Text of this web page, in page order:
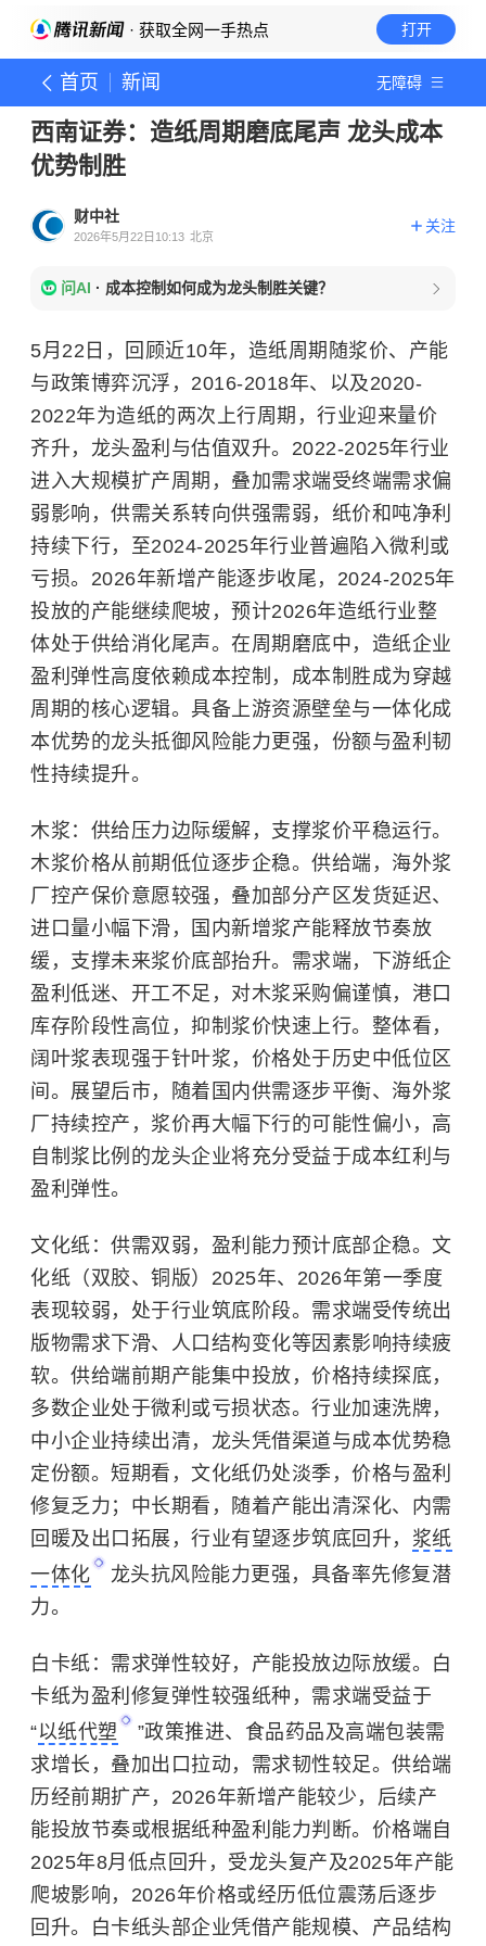
· 获取全网一手热点 打开
首页 新闻 无障碍
西南证券：造纸周期磨底尾声 龙头成本
优势制胜
财中社
2026年5月22日10:13 北京
关注
问AI · 成本控制如何成为龙头制胜关键？
5月22日，回顾近10年，造纸周期随浆价、产能
与政策博弈沉浮，2016-2018年、以及2020-
2022年为造纸的两次上行周期，行业迎来量价
齐升，龙头盈利与估值双升。2022-2025年行业
进入大规模扩产周期，叠加需求端受终端需求偏
弱影响，供需关系转向供强需弱，纸价和吨净利
持续下行，至2024-2025年行业普遍陷入微利或
亏损。2026年新增产能逐步收尾，2024-2025年
投放的产能继续爬坡，预计2026年造纸行业整
体处于供给消化尾声。在周期磨底中，造纸企业
盈利弹性高度依赖成本控制，成本制胜成为穿越
周期的核心逻辑。具备上游资源壁垒与一体化成
本优势的龙头抵御风险能力更强，份额与盈利韧
性持续提升。
木浆：供给压力边际缓解，支撑浆价平稳运行。
木浆价格从前期低位逐步企稳。供给端，海外浆
厂控产保价意愿较强，叠加部分产区发货延迟、
进口量小幅下滑，国内新增浆产能释放节奏放
缓，支撑未来浆价底部抬升。需求端，下游纸企
盈利低迷、开工不足，对木浆采购偏谨慎，港口
库存阶段性高位，抑制浆价快速上行。整体看，
阔叶浆表现强于针叶浆，价格处于历史中低位区
间。展望后市，随着国内供需逐步平衡、海外浆
厂持续控产，浆价再大幅下行的可能性偏小，高
自制浆比例的龙头企业将充分受益于成本红利与
盈利弹性。
文化纸：供需双弱，盈利能力预计底部企稳。文
化纸（双胶、铜版）2025年、2026年第一季度
表现较弱，处于行业筑底阶段。需求端受传统出
版物需求下滑、人口结构变化等因素影响持续疲
软。供给端前期产能集中投放，价格持续探底，
多数企业处于微利或亏损状态。行业加速洗牌，
中小企业持续出清，龙头凭借渠道与成本优势稳
定份额。短期看，文化纸仍处淡季，价格与盈利
修复乏力；中长期看，随着产能出清深化、内需
回暖及出口拓展，行业有望逐步筑底回升， 浆纸
一体化
龙头抗风险能力更强，具备率先修复潜
力。
白卡纸：需求弹性较好，产能投放边际放缓。白
卡纸为盈利修复弹性较强纸种，需求端受益于
“以纸代塑
”政策推进、食品药品及高端包装需
求增长，叠加出口拉动，需求韧性较足。供给端
历经前期扩产，2026年新增产能较少，后续产
能投放节奏或根据纸种盈利能力判断。价格端自
2025年8月低点回升，受龙头复产及2025年产能
爬坡影响，2026年价格或经历低位震荡后逐步
回升。白卡纸头部企业凭借产能规模、产品结构